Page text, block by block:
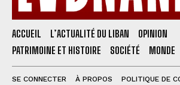
ACCUEIL L’ACTUALITÉ DU LIBAN
OPINION
PATRIMOINE ET HISTOIRE
SOCIÉTÉ MONDE
SE CONNECTER À PROPOS
POLITIQUE DE